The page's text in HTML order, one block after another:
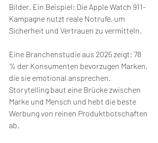
Bilder. Ein Beispiel: Die Apple Watch 911-
Kampagne nutzt reale Notrufe, um
Sicherheit und Vertrauen zu vermitteln.
Eine Branchenstudie aus 2025 zeigt: 78
% der Konsumenten bevorzugen Marken,
die sie emotional ansprechen.
Storytelling baut eine Brücke zwischen
Marke und Mensch und hebt die beste
Werbung von reinen Produktbotschaften
ab.